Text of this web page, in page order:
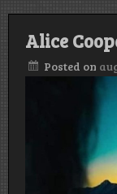
Alice
Posted on